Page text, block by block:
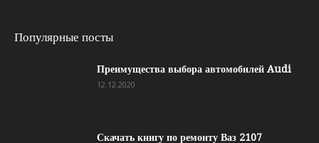
Популярные посты
Преимущества выбора автомобилей Audi
12.12.2020
Скачать книгу по ремонту Ваз 2107